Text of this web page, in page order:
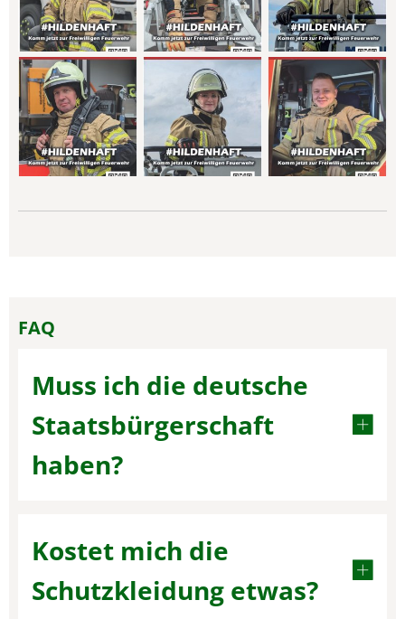
FAQ
Muss ich die deutsche
Staatsbürgerschaft
haben?
Kostet mich die
Schutzkleidung etwas?